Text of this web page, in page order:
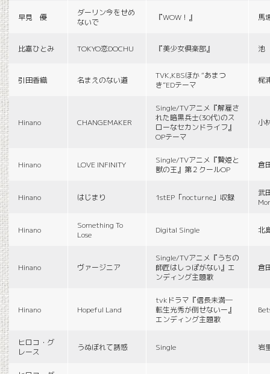
早見 優
ダーリン今をせめ
ないで
『WOW！』 馬
比嘉ひとみ TOKYO恋DOCHU 『美少女倶楽部』 池
引田香織 名まえのない道
TVK,KBSほか “あまつ
き”EDテーマ
梶
Hinano CHANGEMAKER
Single/TVアニメ『解雇さ
れた暗黒兵士(30代)のス
ローなセカンドライフ』
OPテーマ
小
Hinano LOVE INFINITY
Single/TVアニメ『贄姫と
獣の王』第２クールOP
倉
Hinano はじまり 1stEP「nocturne」収録
武
Hinano
Something To
Lose
Digital Single 北
Hinano ヴァージニア
Single/TVアニメ『うちの
師匠はしっぽがない』エ
ンディング主題歌
倉
Hinano Hopeful Land
tvkドラマ『信長未満―
転生光秀が倒せないー』
エンディング主題歌
ヒロコ・グ
レース
うぬぼれて誘惑 Single 岩